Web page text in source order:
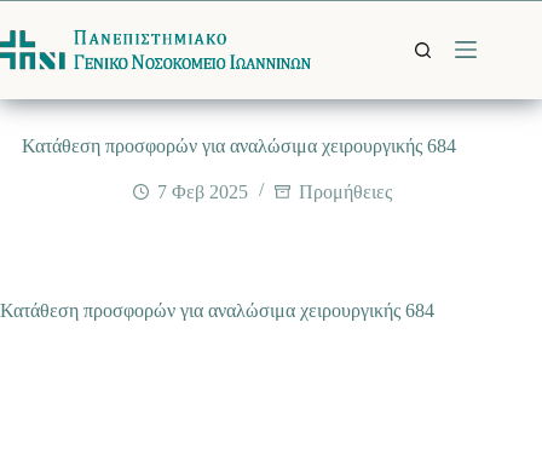
στο
περιεχόμενο
Κατάθεση προσφορών για αναλώσιμα χειρουργικής 684
7 Φεβ 2025 Προμήθειες
Κατάθεση προσφορών για αναλώσιμα χειρουργικής 684